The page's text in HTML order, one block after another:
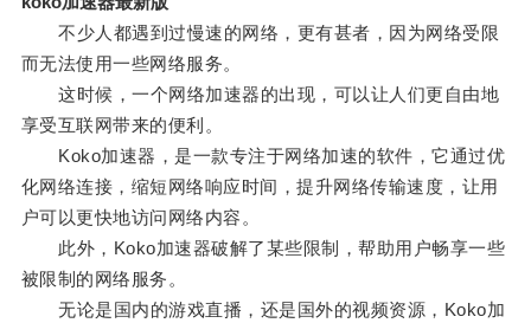
不少人都遇到过慢速的网络，更有甚者，因为网络受限
而无法使用一些网络服务。
这时候，一个网络加速器的出现，可以让人们更自由地
享受互联网带来的便利。
Koko加速器，是一款专注于网络加速的软件，它通过优
化网络连接，缩短网络响应时间，提升网络传输速度，让用
户可以更快地访问网络内容。
此外，Koko加速器破解了某些限制，帮助用户畅享一些
被限制的网络服务。
无论是国内的游戏直播，还是国外的视频资源，Koko加